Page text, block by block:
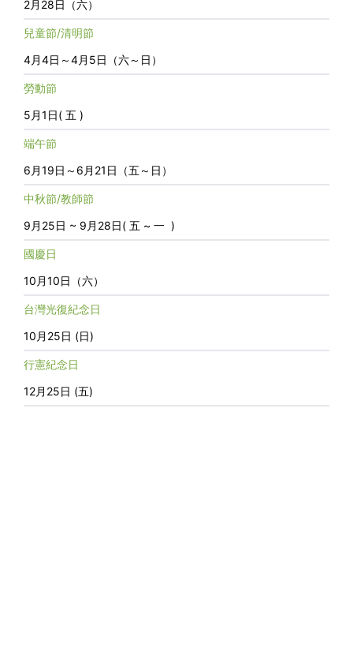
2月28日（六）
兒童節/清明節
4月4日～4月5日（六～日）
勞動節
5月1日( 五 )
端午節
6月19日～6月21日（五～日）
中秋節/教師節
9月25日 ~ 9月28日( 五 ~ 一 )
國慶日
10月10日（六）
台灣光復紀念日
10月25日 (日)
行憲紀念日
12月25日 (五)